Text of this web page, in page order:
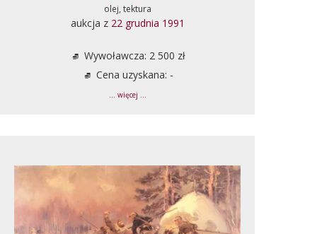
olej, tektura
aukcja z 22 grudnia 1991
Wywoławcza: 2 500 zł
Cena uzyskana: -
... więcej ...